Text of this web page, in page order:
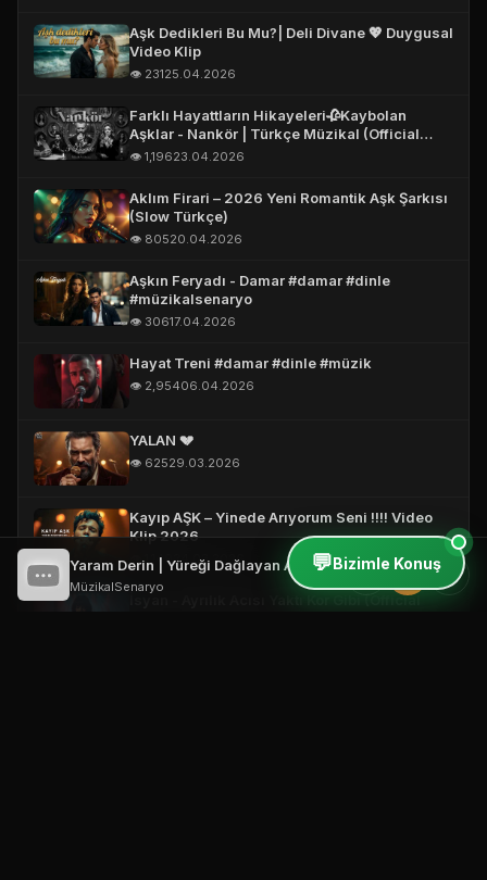
Aşk Dedikleri Bu Mu?| Deli Divane 💖 Duygusal
Video Klip
👁️ 23125.04.2026
Farklı Hayattların Hikayeleri🥀Kaybolan
Aşklar - Nankör | Türkçe Müzikal (Official
Story Video)
👁️ 1,19623.04.2026
Aklım Firari – 2026 Yeni Romantik Aşk Şarkısı
(Slow Türkçe)
👁️ 80520.04.2026
Aşkın Feryadı - Damar #damar #dinle
#müzikalsenaryo
👁️ 30617.04.2026
Hayat Treni #damar #dinle #müzik
👁️ 2,95406.04.2026
YALAN 💔
👁️ 62529.03.2026
Kayıp AŞK – Yinede Arıyorum Seni !!!! Video
Klip 2026
👁️ 1,14924.03.2026
İsyan - Ayrılık Acısı Yaktı Kor Gibi (Official
Yaram Derin | Yüreği Dağlayan Arabesk Gece Şarkı 2026
MüzikalSenaryo
⏮ ⏸ ⏭
💬Bizimle Konuş